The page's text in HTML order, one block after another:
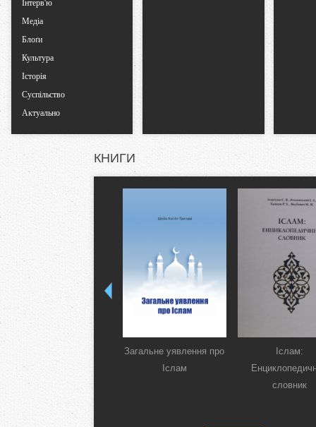
Інтерв'ю
Медіа
Блоґи
Культура
Історія
Суспільство
Актуально
КНИГИ
Загальне уявлення про
Іслам
Іслам:
словник